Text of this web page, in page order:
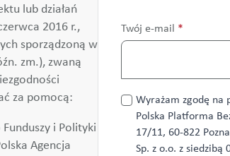
lub działań
2016 r.,
sporządzoną w
zm.), zwaną
za pomocą:
i Polityki
Agencja
Twój e-mail *
Przetwarzanie
danych
Wyrażam zgodę na
Polska Platforma
17/11, 60-822
Sp. z o.o. z siedzibą